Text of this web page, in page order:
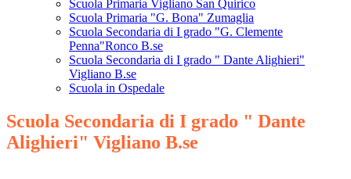
Scuola Primaria Vigliano San Quirico
Scuola Primaria "G. Bona" Zumaglia
Scuola Secondaria di I grado "G. Clemente
Penna"Ronco B.se
Scuola Secondaria di I grado " Dante Alighieri"
Vigliano B.se
Scuola in Ospedale
Scuola Secondaria di I grado " Dante
Alighieri" Vigliano B.se